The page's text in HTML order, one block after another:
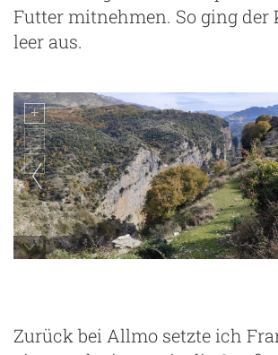
Futter mitnehmen. So ging der
leer aus.
Zurück bei Allmo setzte ich